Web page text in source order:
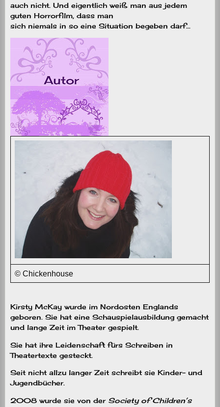
auch nicht. Und eigentlich weiß man aus jedem
guten Horrorfilm, dass man
sich niemals in so eine Situation begeben darf…
© Chickenhouse
Kirsty McKay wurde im Nordosten Englands
geboren. Sie hat eine Schauspielausbildung gemacht
und lange Zeit im Theater gespielt.
Sie hat ihre Leidenschaft fürs Schreiben in
Theatertexte gesteckt.
Seit nicht allzu langer Zeit schreibt sie Kinder- und
Jugendbücher.
2008 wurde sie von der Society of Children’s